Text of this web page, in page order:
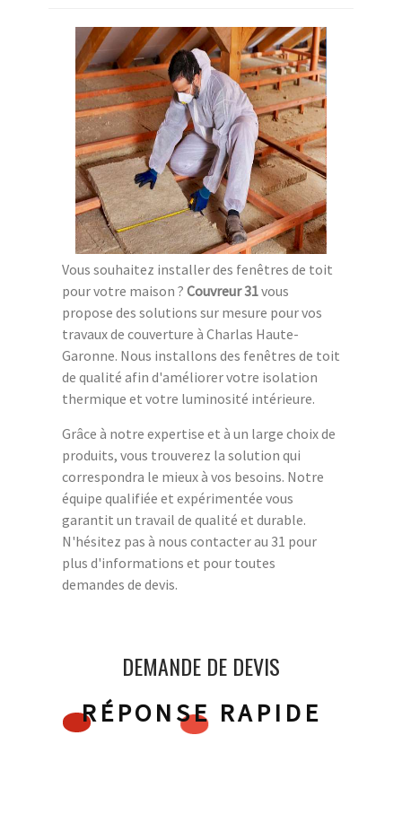
Vous souhaitez installer des fenêtres de toit
pour votre maison ? Couvreur 31vous
propose des solutions sur mesure pour vos
travaux de couverture à Charlas Haute-
Garonne. Nous installons des fenêtres de toit
de qualité afin d'améliorer votre isolation
thermique et votre luminosité intérieure.
Grâce à notre expertise et à un large choix de
produits, vous trouverez la solution qui
correspondra le mieux à vos besoins. Notre
équipe qualifiée et expérimentée vous
garantit un travail de qualité et durable.
N'hésitez pas à nous contacter au 31 pour
plus d'informations et pour toutes
demandes de devis.
DEMANDE DE DEVIS
RÉPONSE RAPIDE